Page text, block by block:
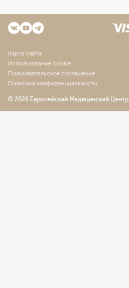
Карта сайта
Использование cookie
Пользовательское соглашение
Политика конфиденциальности
© 2026 Европейский Медицинский Центр